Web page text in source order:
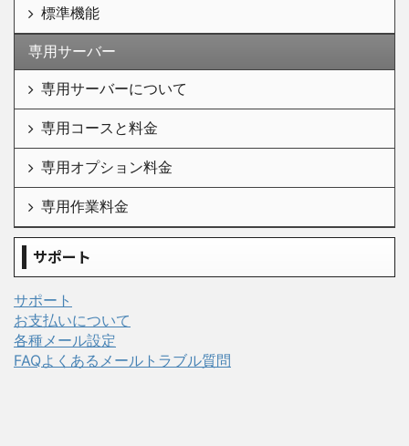
標準機能
専用サーバー
専用サーバーについて
専用コースと料金
専用オプション料金
専用作業料金
サポート
サポート
お支払いについて
各種メール設定
FAQよくあるメールトラブル質問